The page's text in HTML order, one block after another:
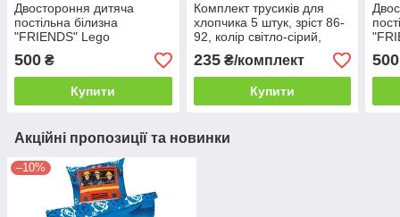
Двостороння дитяча
постільна білизна
"FRIENDS" Lego
500 ₴
Купити
Комплект трусиків для
хлопчика 5 штук, зріст 86-
92, колір світло-сірий,
чорний
235₴/комплект
Купити
500
Акційні пропозиції та новинки
–10%